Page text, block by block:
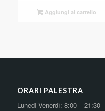
Aggiungi al carrello
ORARI PALESTRA
Lunedì-Venerdì: 8:00 – 21:30